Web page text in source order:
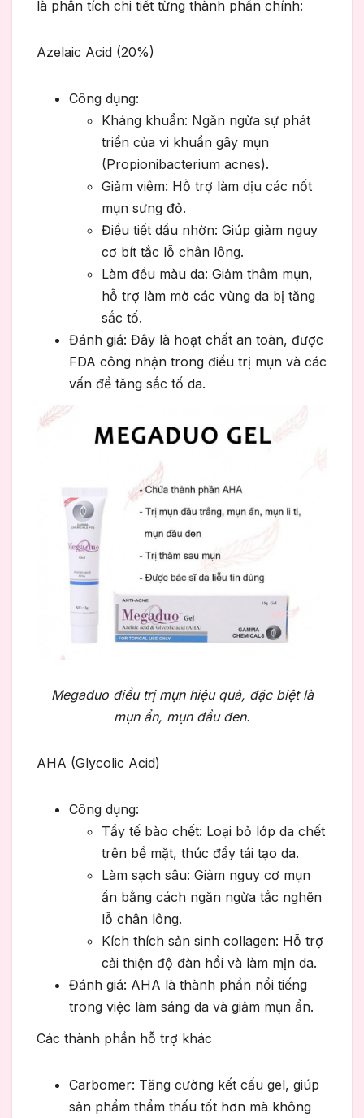
là phân tích chi tiết từng thành phần chính:
Azelaic Acid (20%)
Công dụng:
Kháng khuẩn: Ngăn ngừa sự phát
triển của vi khuẩn gây mụn
(Propionibacterium acnes).
Giảm viêm: Hỗ trợ làm dịu các nốt
mụn sưng đỏ.
Điều tiết dầu nhờn: Giúp giảm nguy
cơ bít tắc lỗ chân lông.
Làm đều màu da: Giảm thâm mụn,
hỗ trợ làm mờ các vùng da bị tăng
sắc tố.
Đánh giá: Đây là hoạt chất an toàn, được
FDA công nhận trong điều trị mụn và các
vấn đề tăng sắc tố da.
Megaduo điều trị mụn hiệu quả, đặc biệt là
mụn ẩn, mụn đầu đen.
AHA (Glycolic Acid)
Công dụng:
Tẩy tế bào chết: Loại bỏ lớp da chết
trên bề mặt, thúc đẩy tái tạo da.
Làm sạch sâu: Giảm nguy cơ mụn
ẩn bằng cách ngăn ngừa tắc nghẽn
lỗ chân lông.
Kích thích sản sinh collagen: Hỗ trợ
cải thiện độ đàn hồi và làm mịn da.
Đánh giá: AHA là thành phần nổi tiếng
trong việc làm sáng da và giảm mụn ẩn.
Các thành phần hỗ trợ khác
Carbomer: Tăng cường kết cấu gel, giúp
sản phẩm thẩm thấu tốt hơn mà không